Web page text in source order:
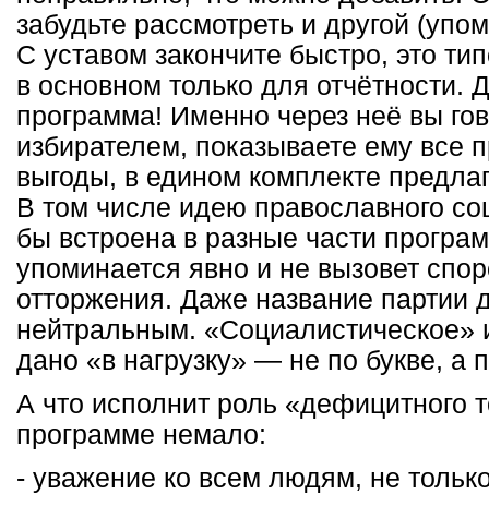
забудьте рассмотреть и другой
С уставом закончите быстро, это
в основном только для отчётности.
программа! Именно через неё вы
избирателем, показываете ему все
выгоды, в едином комплекте
В том числе идею православного
бы встроена в разные части
упоминается явно и не вызовет
отторжения. Даже название партии
нейтральным. «Социалистическое»
дано «в нагрузку» — не по букве, а
А что исполнит роль «дефицитного
программе немало:
- уважение ко всем людям, не